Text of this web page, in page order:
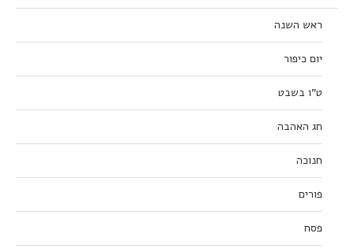
ראש השנה
יום כיפור
ט”ו בשבט
חג האהבה
חנוכה
פורים
פסח